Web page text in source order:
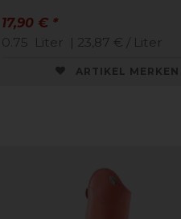
17,90 € *
0.75 Liter | 23,87 € / Liter
ARTIKEL MERKEN